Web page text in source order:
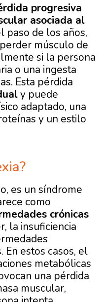
progresiva
asociada al
paso de los años,
músculo de
si la persona
o una ingesta
Esta pérdida
y puede
adaptado, una
y un estilo
es un síndrome
como
crónicas
la insuficiencia
En estos casos, el
metabólicas
una pérdida
muscular,